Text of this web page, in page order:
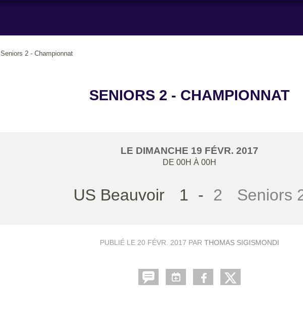
Seniors 2 - Championnat
SENIORS 2 - CHAMPIONNAT
LE DIMANCHE 19 FÉVR. 2017
DE 00H À 00H
US Beauvoir 1 - 2 Seniors
PUBLIÉ LE 20 FÉVR. 2017 PAR THOMAS SIGISMONDI